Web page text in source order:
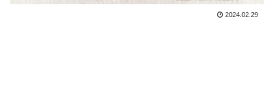
2024.02.29